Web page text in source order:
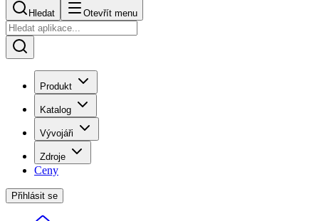
Hledat Otevřít menu
Produkt
Katalog
Vývojáři
Zdroje
Ceny
Přihlásit se